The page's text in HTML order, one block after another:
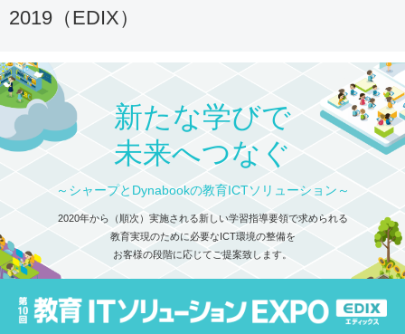
2019（EDIX）
新たな学びで
未来へつなぐ
～シャープとDynabookの教育ICTソリューション～
2020年から（順次）実施される新しい学習指導要領で求められる
教育実現のために必要なICT環境の整備を
お客様の段階に応じてご提案致します。